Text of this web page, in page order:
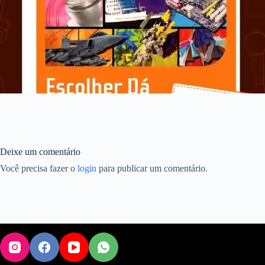
Deixe um comentário
Você precisa fazer o login para publicar um comentário.